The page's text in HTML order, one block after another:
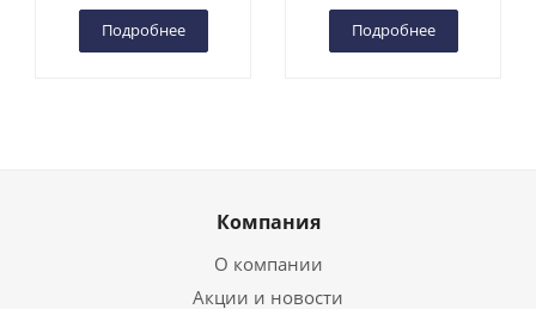
Подробнее Подробнее
Компания
О компании
Акции и новости